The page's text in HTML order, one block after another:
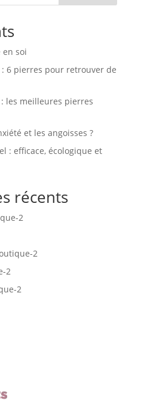
en soi
6 pierres pour retrouver de
les meilleures pierres
et les angoisses ?
: efficace, écologique et
récents
2
2
2
2